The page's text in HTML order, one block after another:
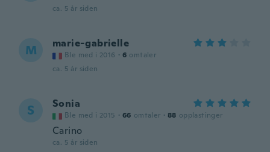
ca. 5 år siden
M marie-gabrielle
Ble med i 2016 · 6 omtaler
ca. 5 år siden
S Sonia
Ble med i 2015 · 66 omtaler · 88 opplastinger
Carino
ca. 5 år siden